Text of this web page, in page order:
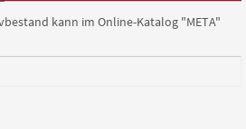
kann im Online-Katalog "META"